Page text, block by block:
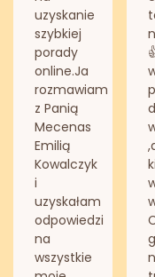
uzyskanie
szybkiej
porady
online.Ja
rozmawiam
z Panią
Mecenas
Emilią
Kowalczyk
i
uzyskałam
odpowiedzi
na
wszystkie